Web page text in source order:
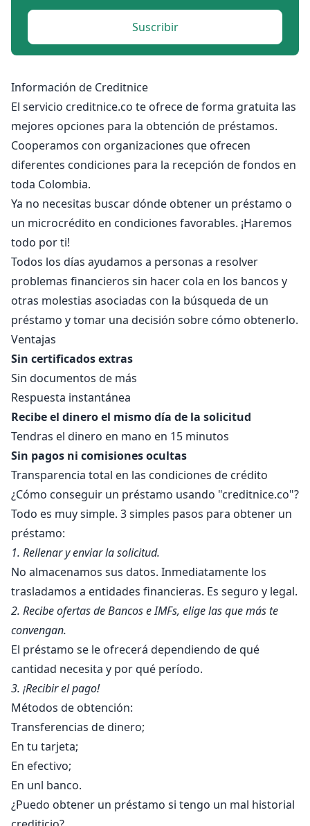
Suscribir
Información de Creditnice
El servicio creditnice.co te ofrece de forma gratuita las
mejores opciones para la obtención de préstamos.
Cooperamos con organizaciones que ofrecen
diferentes condiciones para la recepción de fondos en
toda Colombia.
Ya no necesitas buscar dónde obtener un préstamo o
un microcrédito en condiciones favorables. ¡Haremos
todo por ti!
Todos los días ayudamos a personas a resolver
problemas financieros sin hacer cola en los bancos y
otras molestias asociadas con la búsqueda de un
préstamo y tomar una decisión sobre cómo obtenerlo.
Ventajas
Sin certificados extras
Sin documentos de más
Respuesta instantánea
Recibe el dinero el mismo día de la solicitud
Tendras el dinero en mano en 15 minutos
Sin pagos ni comisiones ocultas
Transparencia total en las condiciones de crédito
¿Cómo conseguir un préstamo usando "creditnice.co"?
Todo es muy simple. 3 simples pasos para obtener un
préstamo:
1. Rellenar y enviar la solicitud.
No almacenamos sus datos. Inmediatamente los
trasladamos a entidades financieras. Es seguro y legal.
2. Recibe ofertas de Bancos e IMFs, elige las que más te
convengan.
El préstamo se le ofrecerá dependiendo de qué
cantidad necesita y por qué período.
3. ¡Recibir el pago!
Métodos de obtención:
Transferencias de dinero;
En tu tarjeta;
En efectivo;
En unl banco.
¿Puedo obtener un préstamo si tengo un mal historial